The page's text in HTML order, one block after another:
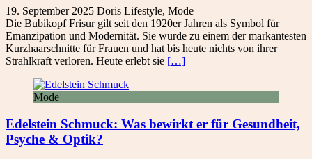
19. September 2025 Doris Lifestyle, Mode
Die Bubikopf Frisur gilt seit den 1920er Jahren als Symbol für
Emanzipation und Modernität. Sie wurde zu einem der markantesten
Kurzhaarschnitte für Frauen und hat bis heute nichts von ihrer
Strahlkraft verloren. Heute erlebt sie […]
Mode
Edelstein Schmuck: Was bewirkt er für Gesundheit,
Psyche & Optik?